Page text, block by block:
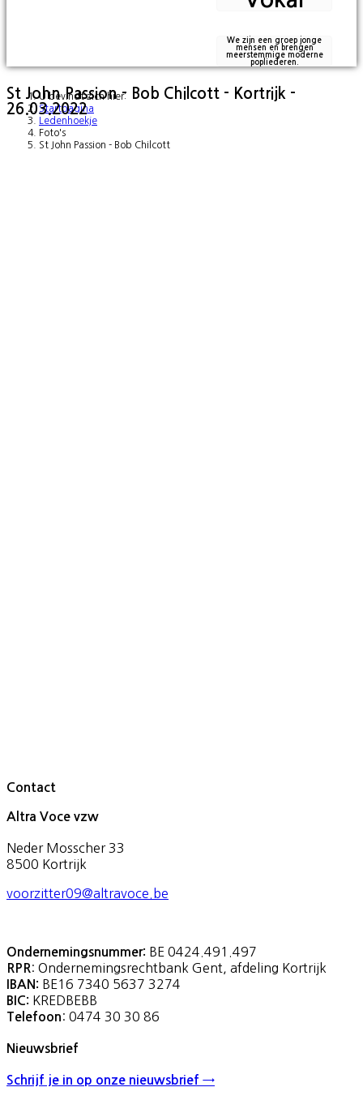
We zijn een groep jonge
mensen en brengen
meerstemmige moderne
popliederen.
U bevindt zich hier:
Startpagina
Ledenhoekje
Foto's
St John Passion - Bob Chilcott
St John Passion - Bob Chilcott - Kortrijk -
26.03.2022
Contact
Altra Voce vzw
Neder Mosscher 33
8500 Kortrijk
voorzitter09@altravoce.be
Ondernemingsnummer: BE 0424.491.497
RPR: Ondernemingsrechtbank Gent, afdeling Kortrijk
IBAN: BE16 7340 5637 3274
BIC: KREDBEBB
Telefoon : 0474 30 30 86
Nieuwsbrief
Schrijf je in op onze nieuwsbrief →